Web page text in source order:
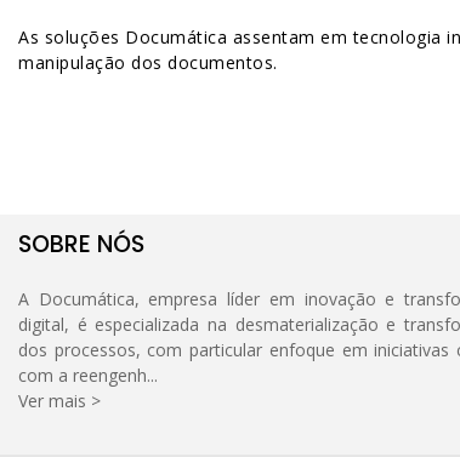
As soluções Documática assentam em tecnologia
manipulação dos documentos.
SOBRE NÓS
A Documática, empresa líder em inovação e
digital, é especializada na desmaterialização e
dos processos, com particular enfoque em iniciativas
com a reengenh...
Ver mais >